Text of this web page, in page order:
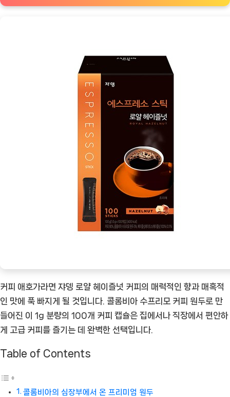
의
천
상
품]
커피 애호가라면 쟈뎅 로얄 헤이즐넛 커피의 매력적인 향과 매혹적
인 맛에 푹 빠지게 될 것입니다. 콜롬비아 수프리모 커피 원두로 만
들어진 이 1g 분량의 100개 커피 캡슐은 집에서나 직장에서 편안하
게 고급 커피를 즐기는 데 완벽한 선택입니다.
Table of Contents
콜롬비아의 심장부에서 온 프리미엄 원두